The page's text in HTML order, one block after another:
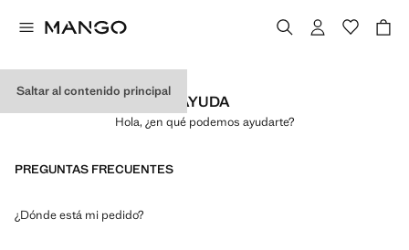
Saltar al contenido principal
AYUDA
Hola, ¿en qué podemos ayudarte?
PREGUNTAS FRECUENTES
¿Dónde está mi pedido?